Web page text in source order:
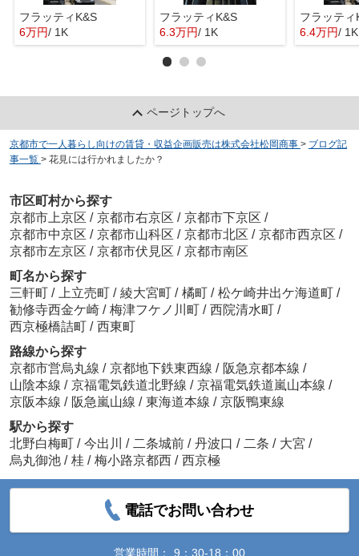
フラッティK&S
6万円/ 1K
フラッティK&S
6.3万円/ 1K
フラッティ
6.4万円/ 1K
ページトップへ
京都市で一人暮らし向けの賃貸・収益企画販売は株式会社松岡商事 > ブログ記
事一覧 > 花見には行かれましたか？
市区町村から探す
京都市上京区 / 京都市右京区 / 京都市下京区 /
京都市中京区 / 京都市山科区 / 京都市北区 / 京都市西京区 /
京都市左京区 / 京都市伏見区 / 京都市南区
町名から探す
三軒町 / 上立売町 / 綾大宮町 / 橘町 / 松ケ崎井出ケ海道町 /
勧修寺西金ケ崎 / 梅津フケノ川町 / 西院清水町 /
西京極橋詰町 / 西東町
路線から探す
京都市営烏丸線 / 京都地下鉄東西線 / 阪急京都本線 /
山陰本線 / 京福電気鉄道北野線 / 京福電気鉄道嵐山本線 /
京阪本線 / 阪急嵐山線 / 東海道本線 / 京阪鴨東線
駅から探す
北野白梅町 / 今出川 / 二条城前 / 丹波口 / 二条 / 大宮 /
烏丸御池 / 桂 / 梅小路京都西 / 西京極
電話でお問い合わせ
営業時間： 9：30-18：00